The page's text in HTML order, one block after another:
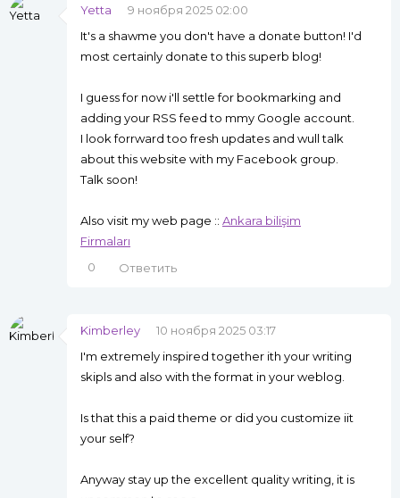
Yetta
9 ноября 2025 02:00
It's a shawme you don't have a donate button! I'd
most certainly donate to this superb blog!
I guess for now i'll settle for bookmarking and
adding your RSS feed to mmy Google account.
I look forrward too fresh updates and wull talk
about this website with my Facebook group.
Talk soon!
Also visit my web page :: Ankara bilişim
Firmaları
0
Ответить
Kimberley
10 ноября 2025 03:17
I'm extremely inspired together ith your writing
skipls and also with the format in your weblog.
Is that this a paid theme or did you customize iit
your self?
Anyway stay up the excellent quality writing, it is